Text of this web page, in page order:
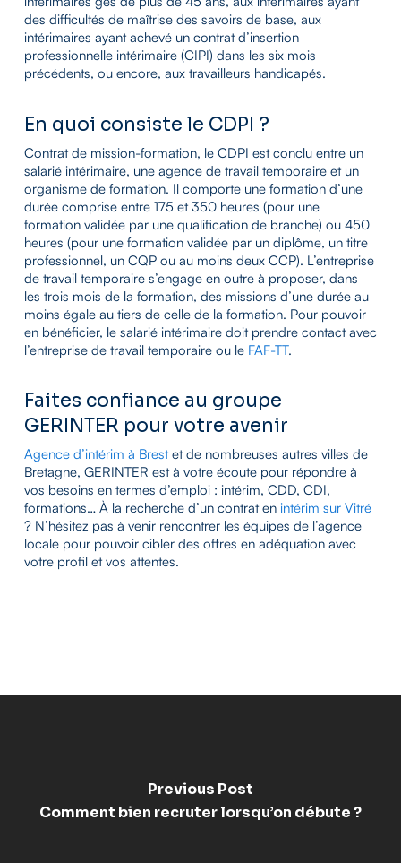
des difficultés de maîtrise des savoirs de base, aux
intérimaires ayant achevé un contrat d’insertion
professionnelle intérimaire (CIPI) dans les six mois
précédents, ou encore, aux travailleurs handicapés.
En quoi consiste le CDPI ?
Contrat de mission-formation, le CDPI est conclu entre un
salarié intérimaire, une agence de travail temporaire et un
organisme de formation. Il comporte une formation d’une
durée comprise entre 175 et 350 heures (pour une
formation validée par une qualification de branche) ou 450
heures (pour une formation validée par un diplôme, un titre
professionnel, un CQP ou au moins deux CCP). L’entreprise
de travail temporaire s’engage en outre à proposer, dans
les trois mois de la formation, des missions d’une durée au
moins égale au tiers de celle de la formation. Pour pouvoir
en bénéficier, le salarié intérimaire doit prendre contact avec
l’entreprise de travail temporaire ou le FAF-TT.
Faites confiance au groupe
GERINTER pour votre avenir
Agence d’intérim à Brestet de nombreuses autres villes de
Bretagne, GERINTER est à votre écoute pour répondre à
vos besoins en termes d’emploi : intérim, CDD, CDI,
formations… À la recherche d’un contrat en intérim sur Vitré
? N’hésitez pas à venir rencontrer les équipes de l’agence
locale pour pouvoir cibler des offres en adéquation avec
votre profil et vos attentes.
Previous Post
Comment bien recruter lorsqu’on débute ?